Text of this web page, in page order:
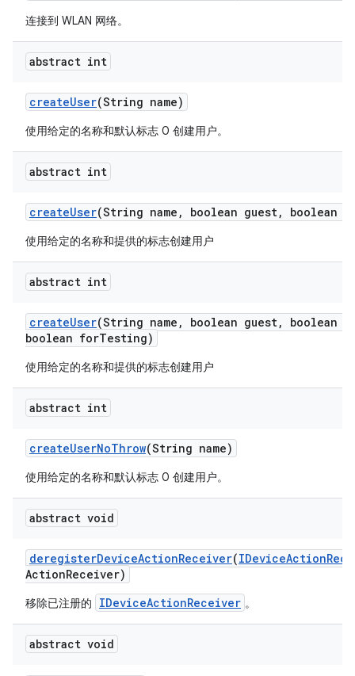
连接到 WLAN 网络。
abstract int
createUser(String name)
使用给定的名称和默认标志 0 创建用户。
abstract int
createUser(String name , boolean guest, boolean
使用给定的名称和提供的标志创建用户
abstract int
createUser(String name , boolean guest,
boolean
boolean forTesting)
使用给定的名称和提供的标志创建用户
abstract int
createUserNoThrow(String name)
使用给定的名称和默认标志 0 创建用户。
abstract void
deregisterDeviceActionReceiver(IDeviceAction
ActionReceiver)
移除已注册的 IDeviceActionReceiver 。
abstract void